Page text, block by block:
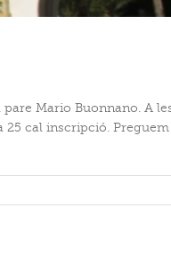
Mario Buonnano. A
25 cal inscripció.